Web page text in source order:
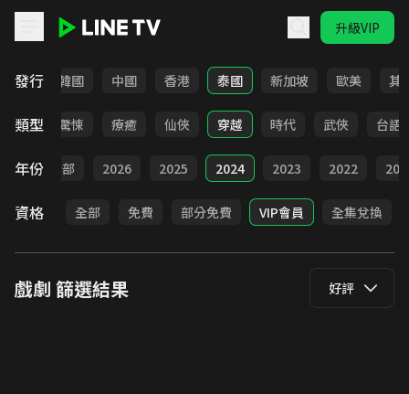
升級VIP
發行
日本 韓國 中國 香港 泰國 新加坡 歐美 其
類型
奇幻 驚悚 療癒 仙俠 穿越 時代 武俠 台語
年份 全部 2026 2025 2024 2023 2022
資格 全部 免費 部分免費 VIP會員 全集兌換
戲劇 篩選結果 好評